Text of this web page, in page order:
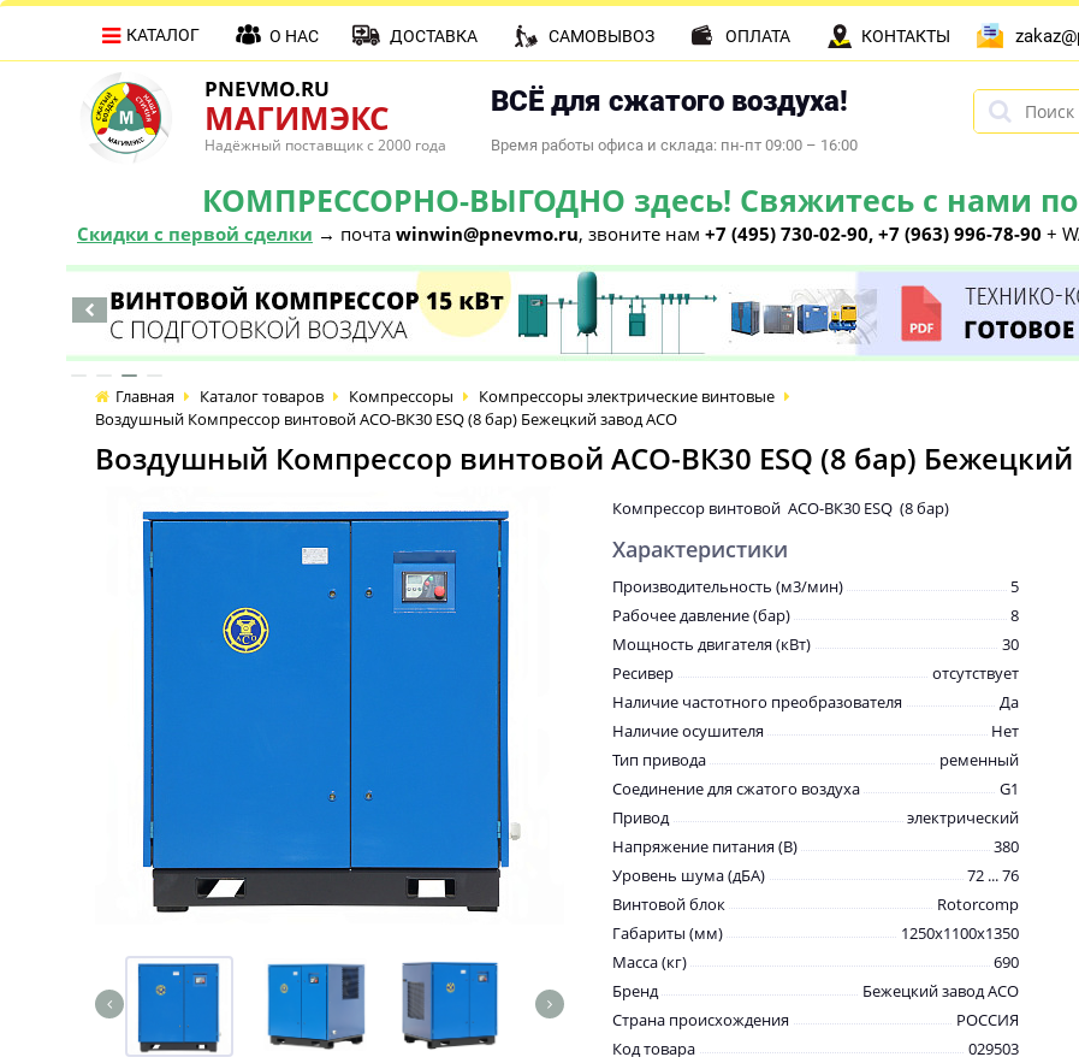
PNEVMO.RU
МАГИМЭКС
Надёжный поставщик с 2000 года
ВСЁ для сжатого воздуха!
Время работы офиса и склада: пн-пт 09:00 – 16:00
КОМПРЕССОРНО-ВЫГОДНО здесь! Свяжитесь с нами по
Скидки с первой сделки → почта winwin@pnevmo.ru, звоните нам +7 (495) 730-02-90, +7 (963) 996-78-90 +
КАТАЛОГ О НАС ДОСТАВКА САМОВЫВОЗ ОПЛАТА КОНТАКТЫ
Главная Каталог товаров Компрессоры
Компрессоры электрические винтовые
Воздушный Компрессор винтовой АСО-ВК30 ESQ (8 бар) Бежецкий завод АСО
Воздушный Компрессор винтовой АСО-ВК30 ESQ (8 бар)
Компрессор винтовой АСО-ВК30 ESQ (8 бар)
Характеристики
Производительность (м3/мин)
5
Рабочее давление (бар)
8
Мощность двигателя (кВт)
30
Ресивер
отсутствует
Наличие частотного преобразователя
Да
Наличие осушителя
Нет
Тип привода
ременный
Соединение для сжатого воздуха
G1
Привод
электрический
Напряжение питания (В)
380
Уровень шума (дБА)
72 ... 76
Винтовой блок
Rotorcomp
Габариты (мм)
1250x1100x1350
Масса (кг)
690
Бренд
Бежецкий завод АСО
Страна происхождения
РОССИЯ
Код товара
029503